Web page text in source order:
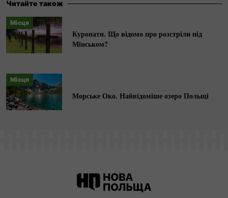
Читайте також
Місця
Куропати. Що відомо про розстріли під
Мінськом?
Місця
Морське Око. Найвідоміше озеро Польщі